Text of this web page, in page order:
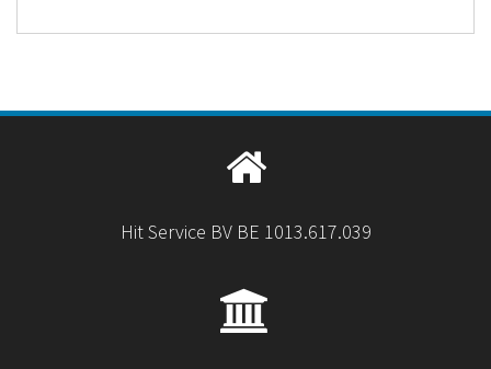
Hit Service BV BE 1013.617.039